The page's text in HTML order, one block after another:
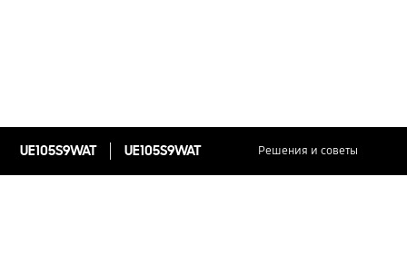
UE105S9WAT UE105S9WAT Решения и советы